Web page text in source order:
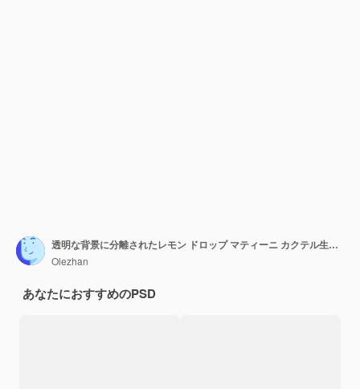
透明な背景に分離されたレモン ドロップ マティーニ カクテル生成 AI
Olezhan
あなたにおすすめのPSD